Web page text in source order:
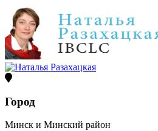
Город
Минск и Минский район